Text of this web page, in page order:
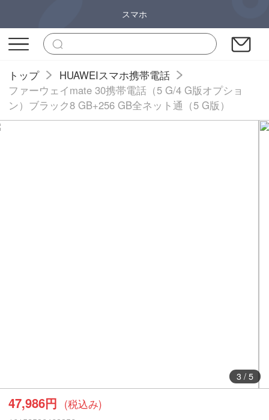
スマホ
トップ
HUAWEIスマホ携帯電話
ファーウェイmate 30携帯電話（5 G/4 G版オプショ
ン）ブラック8 GB+256 GB全ネット通（5 G版）
3/ 5
47,986円 (税込み)